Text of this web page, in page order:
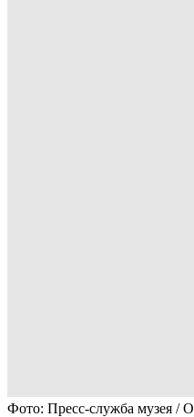
Фото: Пресс-служба музея /